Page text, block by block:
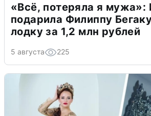
«Всё, потеряла я мужа»:
подарила Филиппу
лодку за 1,2 млн рублей
5 августа 225